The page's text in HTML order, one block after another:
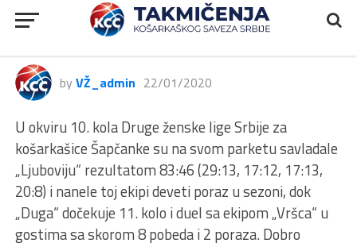
2ŽLS, Duga – Ljubovija, 83:46
by VŽ_admin 22/01/2020
U okviru 10. kola Druge ženske lige Srbije za
košarkašice Šapčanke su na svom parketu savladale
„Ljuboviju“ rezultatom 83:46 (29:13, 17:12, 17:13,
20:8) i nanele toj ekipi deveti poraz u sezoni, dok
„Duga“ dočekuje 11. kolo i duel sa ekipom „Vršca“ u
gostima sa skorom 8 pobeda i 2 poraza. Dobro